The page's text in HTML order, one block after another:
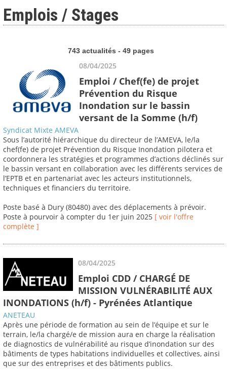
Emplois / Stages
743 actualités - 49 pages
08/04/2025
Emploi / Chef(fe) de projet
Prévention du Risque
Inondation sur le bassin
versant de la Somme (h/f)
Syndicat Mixte AMEVA
Sous l’autorité hiérarchique du directeur de l’AMEVA, le/la
chef(fe) de projet Prévention du Risque Inondation pilotera et
coordonnera les stratégies et programmes d’actions déclinés sur
le bassin versant en collaboration avec les différents services de
l’EPTB et en partenariat avec les acteurs institutionnels,
techniques et financiers du territoire.
Poste basé à Dury (80480) avec des déplacements à prévoir.
Poste à pourvoir à compter du 1er juin 2025 [ voir l'offre
complète ]
08/04/2025
Emploi CDD / CHARGÉ DE
MISSION VULNÉRABILITÉ AUX
INONDATIONS (h/f) - Pyrénées Atlantique
ANETEAU
Après une période de formation au sein de l’équipe et sur le
terrain, le/la chargé/e de mission aura en charge la réalisation
de diagnostics de vulnérabilité au risque d’inondation sur des
bâtiments de types habitations individuelles et collectives, ainsi
que sur des entreprises et des bâtiments publics.